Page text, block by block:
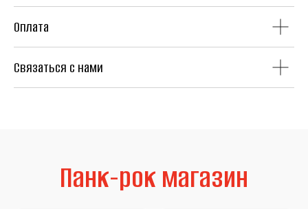
Оплата
Связаться с нами